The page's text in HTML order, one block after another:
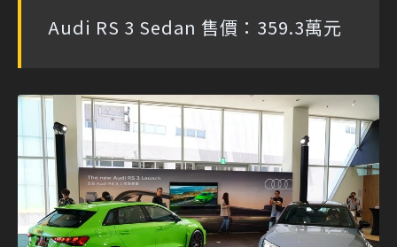
Audi RS 3 Sedan 售價：359.3萬元